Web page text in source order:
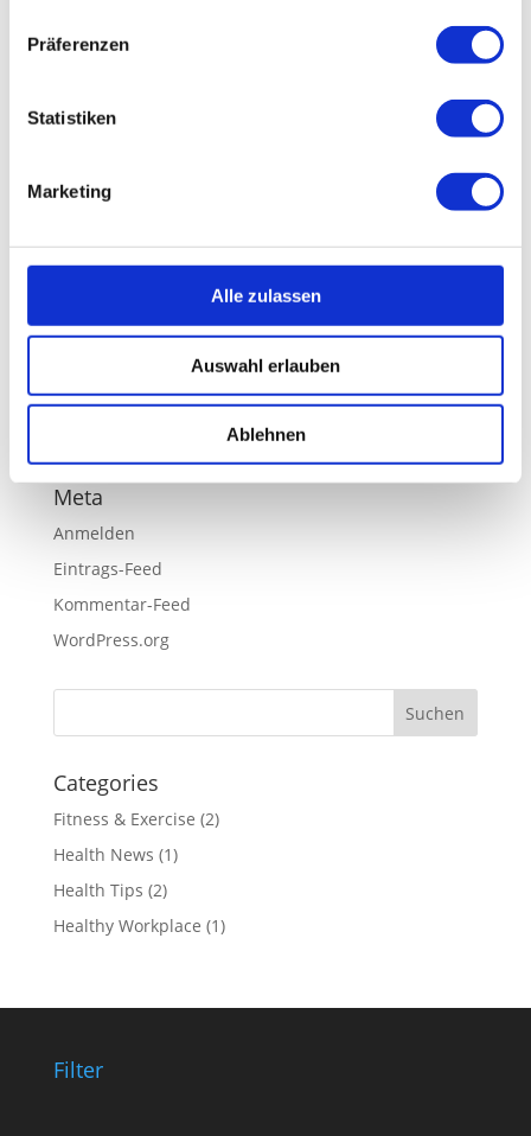
Präferenzen
Statistiken
Marketing
Alle zulassen
Auswahl erlauben
Ablehnen
Healthy tips when life is busy
Archiv
Fitness & Exercise
Health Tips
Meta
Anmelden
Eintrags-Feed
Kommentar-Feed
WordPress.org
Categories
Fitness & Exercise (2)
Health News (1)
Health Tips (2)
Healthy Workplace (1)
Filter